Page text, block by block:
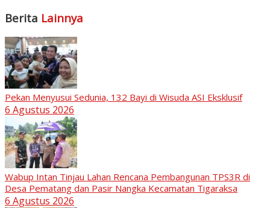
Berita Lainnya
Pekan Menyusui Sedunia, 132 Bayi di Wisuda ASI Eksklusif
6 Agustus 2026
Wabup Intan Tinjau Lahan Rencana Pembangunan TPS3R di
Desa Pematang dan Pasir Nangka Kecamatan Tigaraksa
6 Agustus 2026